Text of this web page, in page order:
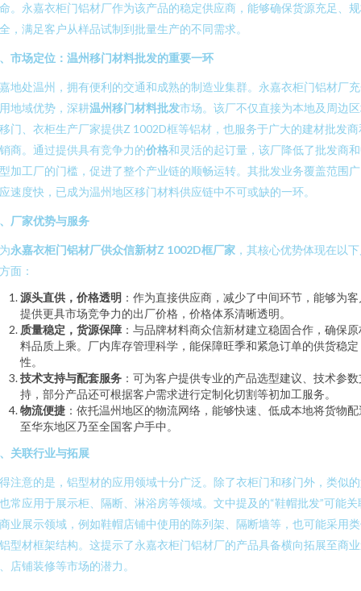
。永嘉衣柜门铝材厂作为该产品的稳定供应商，能够确保货源充足、
，满足客户从样品试制到批量生产的不同需求。
市场定位：温州移门材料批发的重要一环
地处温州，拥有便利的交通和成熟的制造业集群。永嘉衣柜门铝材厂
地域优势，深耕温州移门材料批发市场。该厂不仅直接为本地及周边
门、衣柜生产厂家提供Z 1002D框等铝材，也服务于广大的建材批发商
商。通过提供具有竞争力的价格和灵活的起订量，该厂降低了批发商
加工厂的门槛，促进了整个产业链的顺畅运转。其批发业务覆盖范围
速度快，已成为温州地区移门材料供应链中不可或缺的一环。
厂家优势与服务
永嘉衣柜门铝材厂供众信新材Z 1002D框厂家 ，其核心优势体现在以
面：
源头直供，价格透明 ：作为直接供应商，减少了中间环节，能够为
提供更具市场竞争力的出厂价格，价格体系清晰透明。
质量稳定，货源保障 ：与品牌材料商众信新材建立稳固合作，确保
料品质上乘。厂内库存管理科学，能保障旺季和紧急订单的供货稳定
性。
技术支持与配套服务 ：可为客户提供专业的产品选型建议、技术参
持，部分产品还可根据客户需求进行定制化切割等初加工服务。
物流便捷 ：依托温州地区的物流网络，能够快速、低成本地将货物配
至华东地区乃至全国客户手中。
关联行业与拓展
注意的是，铝型材的应用领域十分广泛。除了衣柜门和移门外，类似
常应用于展示柜、隔断、淋浴房等领域。文中提及的“鞋帽批发”可能关
业展示领域，例如鞋帽店铺中使用的陈列架、隔断墙等，也可能采用
型材框架结构。这提示了永嘉衣柜门铝材厂的产品具备横向拓展至商
店铺装修等市场的潜力。